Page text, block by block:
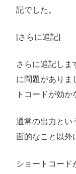
記でした。
[さらに追記]
さらに追記しま
に問題がありま
トコードが効か
通常の出力とい
面的なこと以外
ショートコード